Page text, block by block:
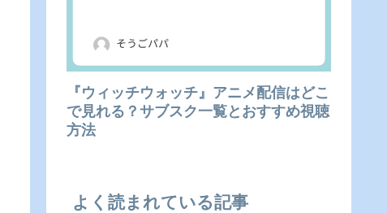
『ウィッチウォッチ』アニメ配信はどこ
で見れる？サブスク一覧とおすすめ視聴
方法
よく読まれている記事